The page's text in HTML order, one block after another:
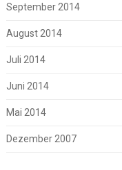
September 2014
August 2014
Juli 2014
Juni 2014
Mai 2014
Dezember 2007